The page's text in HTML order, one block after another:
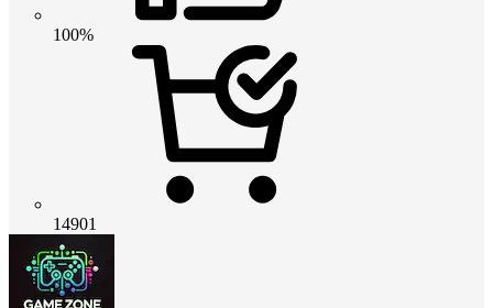
100%
14901